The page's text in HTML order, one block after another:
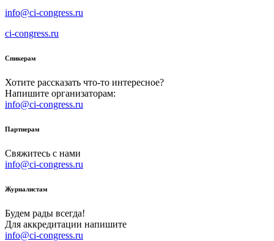
info@ci-congress.ru
ci-congress.ru
Спикерам
Хотите рассказать что-то интересное?
Напишите организаторам:
info@ci-congress.ru
Партнерам
Свяжитесь с нами
info@ci-congress.ru
Журналистам
Будем рады всегда!
Для аккредитации напишите
info@ci-congress.ru